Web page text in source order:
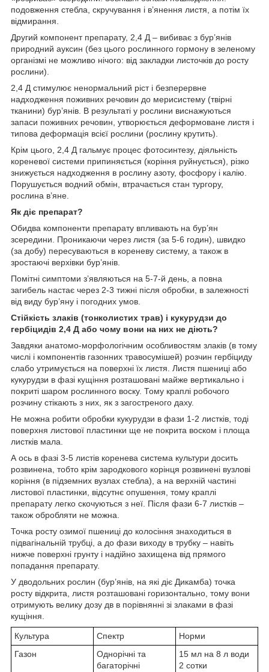
подовження стебла, скручування і в’янення листя, а потім їх
відмирання.
Другий компонент препарату, 2,4 Д – вибиває з бур’янів
природний ауксин (без цього рослинного гормону в зеленому
організмі не можливо нічого: від закладки листочків до росту
рослини).
2,4 Д стимулює ненормальний ріст і безперервне
надходження поживних речовин до мерисистему (твірні
тканини) бур’янів. В результаті у рослини виснажуються
запаси поживних речовин, утворюється деформоване листя і
типова деформація всієї рослини (рослину крутить).
Крім цього, 2,4 Д гальмує процес фотосинтезу, діяльність
кореневої системи припиняється (коріння руйнується), різко
знижується надходження в рослину азоту, фосфору і калію.
Порушується водний обмін, втрачається стан тургору,
рослина в’яне.
Як діє препарат?
Обидва компоненти препарату впливають на бур’ян
зсередини. Проникаючи через листя (за 5-6 годин), швидко
(за добу) пересуваються в кореневу систему, а також в
зростаючі верхівки бур’янів.
Помітні симптоми з’являються на 5-7-й день, а повна
загибель настає через 2-3 тижні після обробки, в залежності
від виду бур’яну і погодних умов.
Стійкість злаків (тонколистих трав) і кукурудзи до
гербіцидів 2,4 Д або чому вони на них не діють?
Завдяки анатомо-морфологічним особливостям злаків (в тому
числі і компонентів газонних травосумішей) розчин гербіциду
слабо утримується на поверхні їх листя. Листя пшениці або
кукурудзи в фазі кущіння розташовані майже вертикально і
покриті шаром рослинного воску. Тому краплі робочого
розчину стікають з них, як з загостреного даху.
Не можна робити обробки кукурудзи в фази 1-2 листків, тоді
поверхня листової пластинки ще не покрита воском і площа
листків мала.
А ось в фазі 3-5 листів коренева система культури досить
розвинена, тобто крім зародкового корінця розвинені вузлові
коріння (в підземних вузлах стебла), а на верхній частині
листової пластинки, відсутнє опушення, тому краплі
препарату легко скочуються з неї. Після фази 6-7 листків –
також обробляти не можна.
Точка росту озимої пшениці до колосіння знаходиться в
підвагінальній трубці, а до фази виходу в трубку – навіть
нижче поверхні грунту і надійно захищена від прямого
попадання препарату.
У дводольних рослин (бур’янів, на які діє Дикамба) точка
росту відкрита, листя розташовані горизонтально, тому вони
отримують велику дозу дв в порівнянні зі злаками в фазі
кущіння.
Культура Спектр
Норми
Газон
Однорічні та
багаторічні
15 мл на 8 л води
2 сотки